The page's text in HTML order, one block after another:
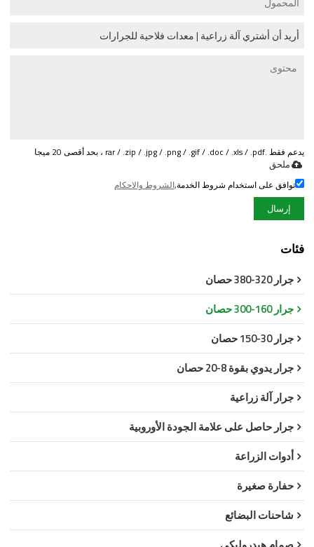
يدعم فقط .rar / .zip / .jpg / .png / .gif / .doc / .xls / .pdf ، بحد أقصى 20 ميجا
ملحق
توافق على استخدام شروط الخدمة,الشروط والاحكام
إرسال
فئات
جرار 320-380 حصان
جرار 160-300 حصان
جرار 30-150 حصان
جرار يدوي بقوة 8-20 حصان
جرار آلة زراعية
جرار حاصل على علامة الجودة الأوروبية
أدوات الزراعة
حفارة صغيرة
شاحنات البضائع